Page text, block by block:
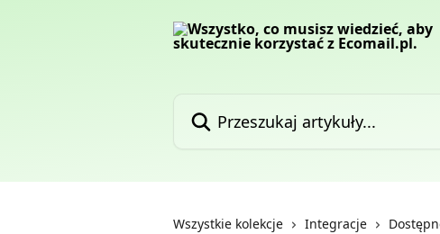
Wszystkie kolekcje Integracje